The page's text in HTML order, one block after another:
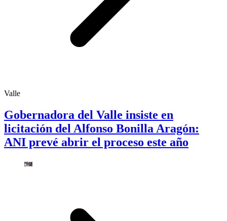
Valle
Gobernadora del Valle insiste en
licitación del Alfonso Bonilla Aragón:
ANI prevé abrir el proceso este año